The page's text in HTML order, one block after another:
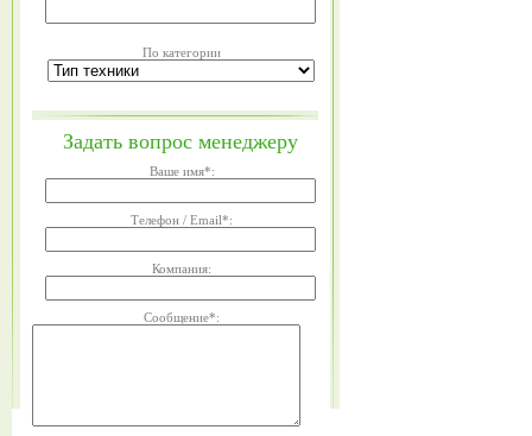
По категории
Задать вопрос менеджеру
Ваше имя*:
Телефон / Email*:
Компания:
Сообщение*: